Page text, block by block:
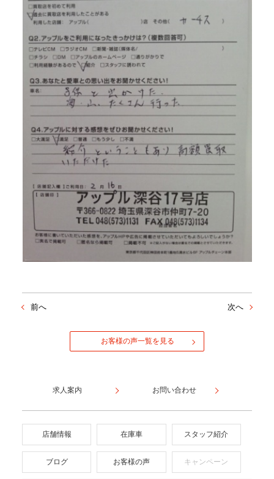
前へ 次へ
お客様の声一覧を見る
求人案内 お問い合わせ
店舗情報 在庫車 スタッフ紹介
ブログ お客様の声 キャンペーン